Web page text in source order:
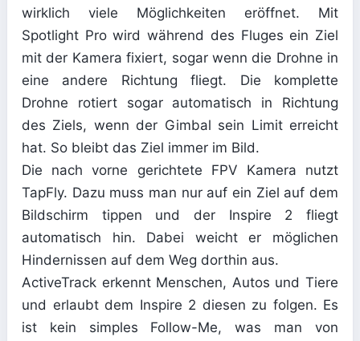
wirklich viele Möglichkeiten eröffnet. Mit
Spotlight Pro wird während des Fluges ein Ziel
mit der Kamera fixiert, sogar wenn die Drohne in
eine andere Richtung fliegt. Die komplette
Drohne rotiert sogar automatisch in Richtung
des Ziels, wenn der Gimbal sein Limit erreicht
hat. So bleibt das Ziel immer im Bild.
Die nach vorne gerichtete FPV Kamera nutzt
TapFly. Dazu muss man nur auf ein Ziel auf dem
Bildschirm tippen und der Inspire 2 fliegt
automatisch hin. Dabei weicht er möglichen
Hindernissen auf dem Weg dorthin aus.
ActiveTrack erkennt Menschen, Autos und Tiere
und erlaubt dem Inspire 2 diesen zu folgen. Es
ist kein simples Follow-Me, was man von